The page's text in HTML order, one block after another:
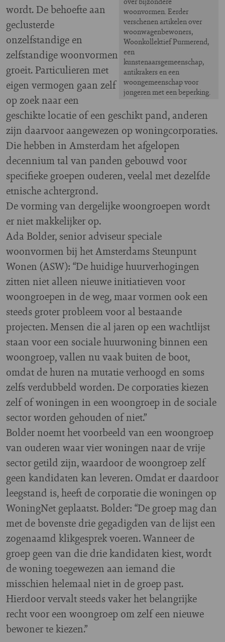
woonvormen. Eerder
verschenen artikelen over
woonwagenbewoners,
Woonkollektief Purmerend,
een
kunstenaarsgemeenschap,
antikrakers en een
woongemeenschap voor
jongeren met een beperking.
wordt. De behoefte aan
geclusterde
onzelfstandige en
zelfstandige woonvormen
groeit. Particulieren met
eigen vermogen gaan zelf
op zoek naar een
geschikte locatie of een geschikt pand, anderen
zijn daarvoor aangewezen op woningcorporaties.
Die hebben in Amsterdam het afgelopen
decennium tal van panden gebouwd voor
specifieke groepen ouderen, veelal met dezelfde
etnische achtergrond.
De vorming van dergelijke woongroepen wordt
er niet makkelijker op.
Ada Bolder, senior adviseur speciale
woonvormen bij het Amsterdams Steunpunt
Wonen (ASW): “De huidige huurverhogingen
zitten niet alleen nieuwe initiatieven voor
woongroepen in de weg, maar vormen ook een
steeds groter probleem voor al bestaande
projecten. Mensen die al jaren op een wachtlijst
staan voor een sociale huurwoning binnen een
woongroep, vallen nu vaak buiten de boot,
omdat de huren na mutatie verhoogd en soms
zelfs verdubbeld worden. De corporaties kiezen
zelf of woningen in een woongroep in de sociale
sector worden gehouden of niet.”
Bolder noemt het voorbeeld van een woongroep
van ouderen waar vier woningen naar de vrije
sector getild zijn, waardoor de woongroep zelf
geen kandidaten kan leveren. Omdat er daardoor
leegstand is, heeft de corporatie die woningen op
WoningNet geplaatst. Bolder: “De groep mag dan
met de bovenste drie gegadigden van de lijst een
zogenaamd klikgesprek voeren. Wanneer de
groep geen van die drie kandidaten kiest, wordt
de woning toegewezen aan iemand die
misschien helemaal niet in de groep past.
Hierdoor vervalt steeds vaker het belangrijke
recht voor een woongroep om zelf een nieuwe
bewoner te kiezen.”